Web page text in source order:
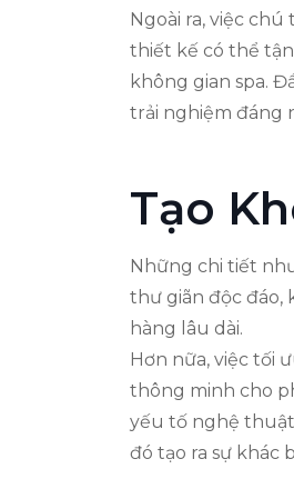
Ngoài ra, việc
thiết kế có thể
không gian spa.
trải nghiệm đáng
Tạo
Những chi tiết
thư giãn độc đáo,
hàng lâu dài.
Hơn nữa, việc tối
thông minh cho
yếu tố nghệ
đó tạo ra sự khác